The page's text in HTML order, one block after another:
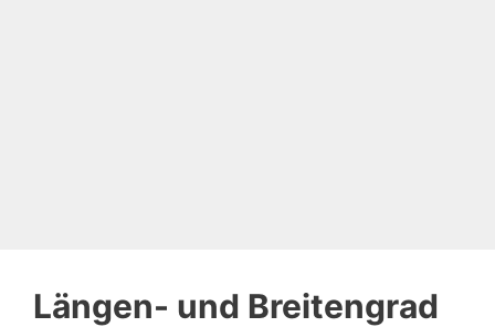
Längen- und Breitengrad